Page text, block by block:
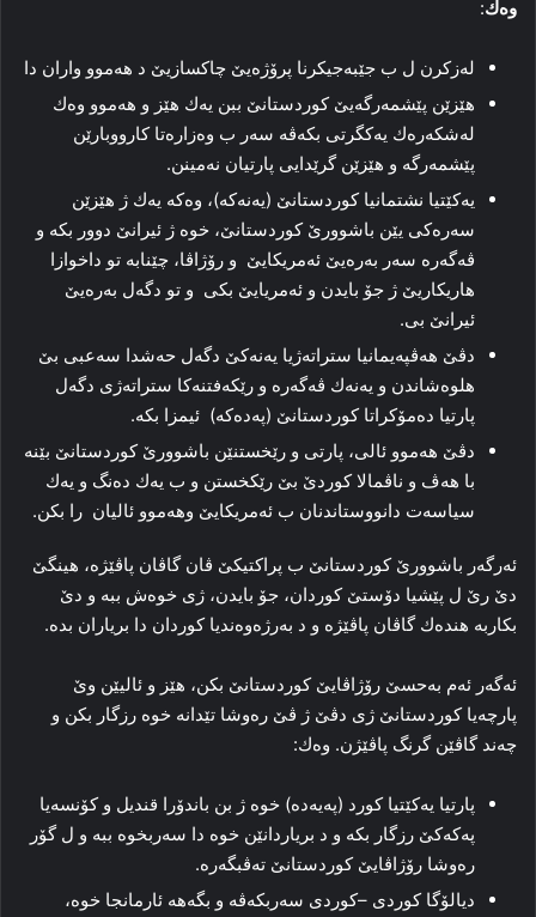
وەك:
لەزكرن ل ب جێبەجیكرنا پرۆژەیێ چاكسازیێ د ھەموو واران دا
ھێزێن پێشمەرگەیێ كوردستانێ ببن یەك ھێز و ھەموو وەك
لەشكەرەك یەكگرتی بكەڤە سەر ب وەزارەتا كارووبارێن
پێشمەرگە و ھێزێن گرێدایی پارتیان نەمینن.
یەكێتیا نشتمانیا كوردستانێ (یەنەكە)، وەكە یەك ژ ھێزێن
سەرەكی یێن باشوورێ كوردستانێ، خوە ژ ئیرانێ دوور بكە و
ڤەگەرە سەر بەرەیێ ئەمریكایێ و رۆژاڤا، چێنابە تو داخوازا
ھاریكاریێ ژ جۆ بایدن و ئەمریایێ بكی و تو دگەل بەرەیێ
ئیرانێ بی.
دڤێ ھەڤپەیمانیا ستراتەژیا یەنەكێ دگەل حەشدا سەعبی بێ
ھلوەشاندن و یەنەك ڤەگەرە و رێكەفتنەكا ستراتەژی دگەل
پارتیا دەمۆكراتا كوردستانێ (پەدەكە) ئیمزا بكە.
دڤێ ھەموو ئالی، پارتی و رێخستنێن باشوورێ كوردستانێ بێنە
با ھەڤ و ناڤمالا كوردێ بێ رێكخستن و ب یەك دەنگ و یەك
سیاسەت دانووستاندنان ب ئەمریكایێ وھەموو ئالیان را بكن.
ئەرگەر باشوورێ كوردستانێ ب پراكتیكێ ڤان گاڤان پاڤێژە، ھینگێ
دێ رێ ل پێشیا دۆستێ كوردان، جۆ بایدن، ژی خوەش ببە و دێ
بكاربە ھندەك گاڤان پاڤێژە و د بەرژەوەندیا كوردان دا بریاران بدە.
ئەگەر ئەم بەحسێ رۆژاڤایێ كوردستانێ بكن، ھێز و ئالیێن وێ
پارچەیا كوردستانێ ژی دڤێ ژ ڤێ رەوشا تێدانە خوە رزگار بكن و
چەند گاڤێن گرنگ پاڤێژن. وەك:
پارتیا یەكێتیا كورد (پەیەدە) خوە ژ بن باندۆرا قندیل و كۆنسەیا
پەكەكێ رزگار بكە و د بریاردانێن خوە دا سەربخوە ببە و ل گۆر
رەوشا رۆژاڤایێ كوردستانێ تەڤبگەرە.
دیالۆگا كوردی –كوردی سەربكەڤە و بگەھە ئارمانجا خوە،